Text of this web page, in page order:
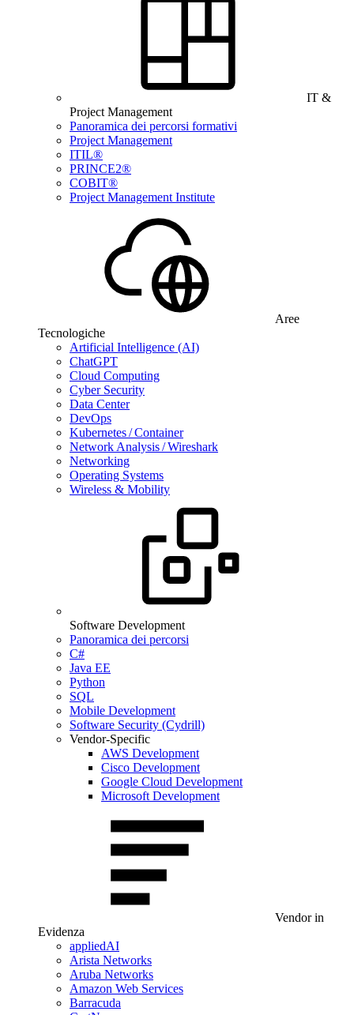
IT &
Project Management
Panoramica dei percorsi formativi
Project Management
ITIL®
PRINCE2®
COBIT®
Project Management Institute
Aree
Tecnologiche
Artificial Intelligence (AI)
ChatGPT
Cloud Computing
Cyber Security
Data Center
DevOps
Kubernetes / Container
Network Analysis / Wireshark
Networking
Operating Systems
Wireless & Mobility
Software Development
Panoramica dei percorsi
C#
Java EE
Python
SQL
Mobile Development
Software Security (Cydrill)
Vendor-Specific
AWS Development
Cisco Development
Google Cloud Development
Microsoft Development
Vendor in
Evidenza
appliedAI
Arista Networks
Aruba Networks
Amazon Web Services
Barracuda